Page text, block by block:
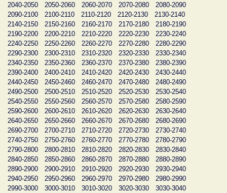
2040-2050
2050-2060 2060-2070 2070-2080
2080-2090
2090-2100
2100-2110 2110-2120 2120-2130
2130-2140
2140-2150
2150-2160 2160-2170 2170-2180
2180-2190
2190-2200
2200-2210 2210-2220 2220-2230
2230-2240
2240-2250
2250-2260 2260-2270 2270-2280
2280-2290
2290-2300
2300-2310 2310-2320 2320-2330
2330-2340
2340-2350
2350-2360 2360-2370 2370-2380
2380-2390
2390-2400
2400-2410 2410-2420 2420-2430
2430-2440
2440-2450
2450-2460 2460-2470 2470-2480
2480-2490
2490-2500
2500-2510 2510-2520 2520-2530
2530-2540
2540-2550
2550-2560 2560-2570 2570-2580
2580-2590
2590-2600
2600-2610 2610-2620 2620-2630
2630-2640
2640-2650
2650-2660 2660-2670 2670-2680
2680-2690
2690-2700
2700-2710 2710-2720 2720-2730
2730-2740
2740-2750
2750-2760 2760-2770 2770-2780
2780-2790
2790-2800
2800-2810 2810-2820 2820-2830
2830-2840
2840-2850
2850-2860 2860-2870 2870-2880
2880-2890
2890-2900
2900-2910 2910-2920 2920-2930
2930-2940
2940-2950
2950-2960 2960-2970 2970-2980
2980-2990
2990-3000
3000-3010 3010-3020 3020-3030
3030-3040